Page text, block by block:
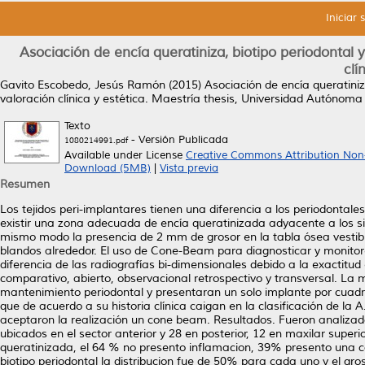
Iniciar
Asociación de encía queratiniza, biotipo periodontal
Gavito Escobedo, Jesús Ramón (2015) Asociación de encía
valoración clínica y estética. Maestría thesis, Universidad
Texto
1080214991.pdf- Versión Publicada
Available under License Creative Commons Attribution
Download (5MB)
Vista previa
Resumen
Los tejidos peri-implantares tienen una diferencia a los
existir una zona adecuada de encía queratinizada adyacente a los
mismo modo la presencia de 2 mm de grosor en la tabla ósea
blandos alrededor. El uso de Cone-Beam para diagnosticar y
diferencia de las radiografías bi-dimensionales debido a la
comparativo, abierto, observacional retrospectivo y transversal. La
mantenimiento periodontal y presentaran un solo implante por
que de acuerdo a su historia clínica caigan en la clasificación de la
aceptaron la realización un cone beam. Resultados. Fueron
ubicados en el sector anterior y 28 en posterior, 12 en maxilar
queratinizada, el 64 % no presento inflamacion, 39% presento
biotipo periodontal la distribucion fue de 50% para cada uno y el